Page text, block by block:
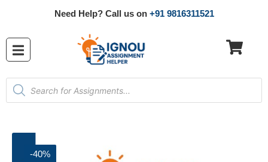
Need Help? Call us on +91 9816311521
-40%